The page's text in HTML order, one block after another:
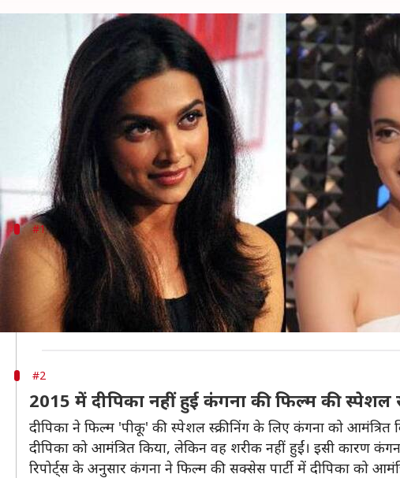
2014 से चलती आ रही है दीपिका और
भावना साहनी Aug 21, 2020 08:30 am
क्या है खबर?
बॉलीवुड अभिनेत्री कंगना रनौत को इंडस्ट्री में उनके बेबाक अंदाज
इस दौरान उन्होंने दीपिका पादुकोण पर हमला बोला है। कंगना ने
#1
2014 में एक अवॉर्ड के बाद शुरु हुआ विवाद
दीपिका और कंगना के बीच यह विवाद 2014 में शुरु हुआ था। दरअसल,
फिल्म 'क्वीन' में उनकी परफोर्मेंस के लिए कोई अवॉर्ड नहीं मिला।
हालांकि, अवॉर्ड फंक्शन में दीपिका ने अपना अवॉर्ड कंगना को
#2
2015 में दीपिका नहीं हुई कंगना की फिल्म की स्पेशल
दीपिका ने फिल्म 'पीकू' की स्पेशल स्क्रीनिंग के लिए कंगना को आमंत्रित
दीपिका को आमंत्रित किया, लेकिन वह शरीक नहीं हुईं। इसी कारण
रिपोर्ट्स के अनुसार कंगना ने फिल्म की सक्सेस पार्टी में दीपिका को